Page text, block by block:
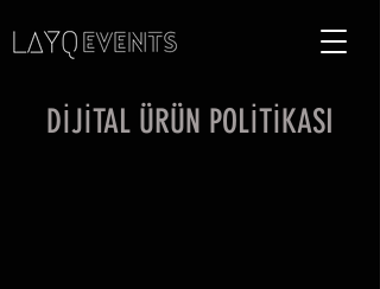
DİJİTAL ÜRÜN POLİTİKASI